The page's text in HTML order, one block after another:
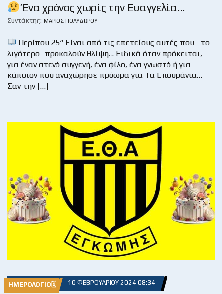
Ένα χρόνος χωρίς την Ευαγγελία…
Συντάκτης: ΜΆΡΙΟΣ ΠΟΛΥΔΏΡΟΥ
Περίπου 25“ Είναι από τις επετείους αυτές που –το
λιγότερο- προκαλούν θλίψη… Ειδικά όταν πρόκειται,
για έναν στενό συγγενή, ένα φίλο, ένα γνωστό ή για
κάποιον που αναχώρησε πρόωρα για Τα Επουράνια…
Σαν την […]
ΗΜΕΡΟΛΌΓΙΟ🗓 10 ΦΕΒΡΟΥΑΡΊΟΥ 2024 08:34